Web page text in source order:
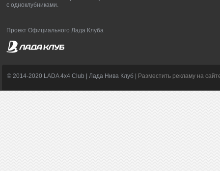
с одноклубниками.
Проект Официального Лада Клуба
© 2014-2020 LADA 4x4 Club | Лада Нива Клуб | Разместить рекламу на